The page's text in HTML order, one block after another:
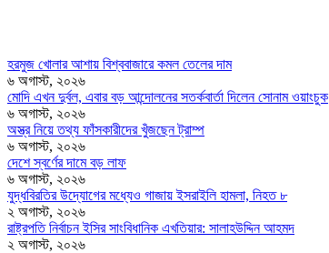
হরমুজ খোলার আশায় বিশ্ববাজারে কমল তেলের দাম
৬ অগাস্ট, ২০২৬
মোদি এখন দুর্বল, এবার বড় আন্দোলনের সতর্কবার্তা দিলেন সোনাম ওয়াংচুক
৬ অগাস্ট, ২০২৬
অস্ত্র নিয়ে তথ্য ফাঁসকারীদের খুঁজছেন ট্রাম্প
৬ অগাস্ট, ২০২৬
দেশে স্বর্ণের দামে বড় লাফ
৬ অগাস্ট, ২০২৬
যুদ্ধবিরতির উদ্যোগের মধ্যেও গাজায় ইসরাইলি হামলা, নিহত ৮
২ অগাস্ট, ২০২৬
রাষ্ট্রপতি নির্বাচন ইসির সাংবিধানিক এখতিয়ার: সালাহউদ্দিন আহমদ
২ অগাস্ট, ২০২৬